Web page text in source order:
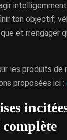
ton objectif,
et n’engager
les produits de
proposées ici :